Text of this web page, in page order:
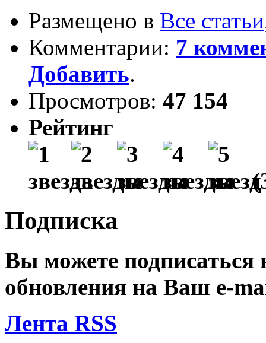
Размещено в Все статьи
Комментарии: 7
Добавить.
Просмотров: 47 154
Рейтинг
(
Подписка
Вы можете подписаться
обновления на Ваш e-
Лента RSS